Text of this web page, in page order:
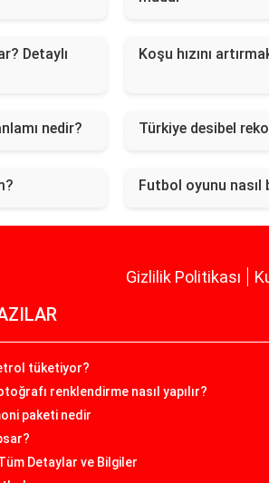
Detaylı
Koşu hızını
nedir? Türkiye desibel
Futbol oyunu nasıl
Gizlilik Politikası
tüketiyor?
renklendirme nasıl yapılır?
paketi nedir
Detaylar ve Bilgiler